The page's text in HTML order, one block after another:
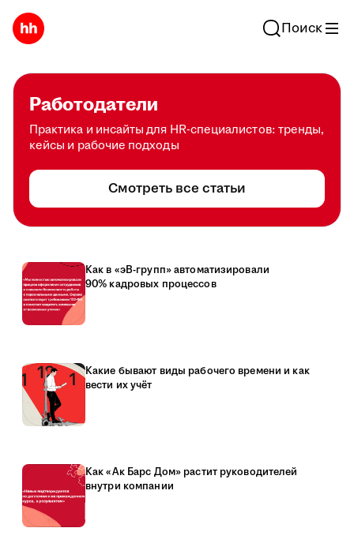
Поиск
Работодатели
Практика и инсайты для HR-специалистов: тренды,
кейсы и рабочие подходы
Смотреть все статьи
Как в «эВ-групп» автоматизировали
90% кадровых процессов
Какие бывают виды рабочего времени и как
вести их учёт
Как «Ак Барс Дом» растит руководителей
внутри компании